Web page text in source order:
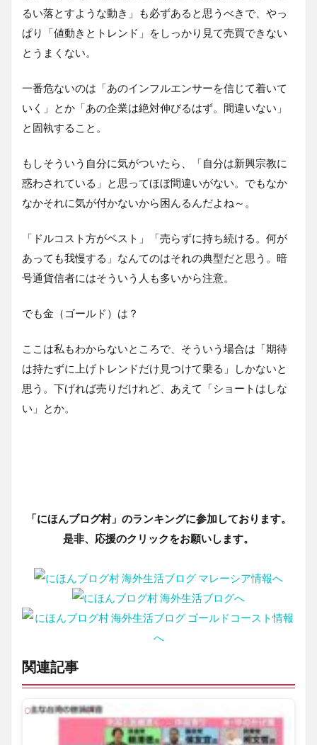
るい落とすような動き」も必ずあると思うべきで、やっ
ぱり「値動きとトレンド」をしっかり見て売買できない
とうまくない。
一番危ないのは「あのインフルエンサーを信じて着いて
いく」とか「あの企業は絶対伸びるはず。間違いない」
と固執すること。
もしそういう自分に気がついたら、「自分は新興宗教に
惑わされている」と思ってほぼ間違いがない。でもなか
なかそれに気が付かないから困んるんだよね～。
「ドルコスト方がベスト」「売らずに持ち続ける。何が
あっても我慢する」なんてのはそれの典型だと思う。暗
号通貨信者にはそういう人も多いから注意。
でも金（ゴールド）は？
ここは私もわからないところで、そういう場合は「期待
は持たずに上げトレンドだけ見つけて乗る」しかないと
思う。下げれば売りだけれど、あえて「ショートはしな
い」とか。
「にほんブログ村」のランキングに参加しております。
是非、応援のクリックをお願いします。
関連記事